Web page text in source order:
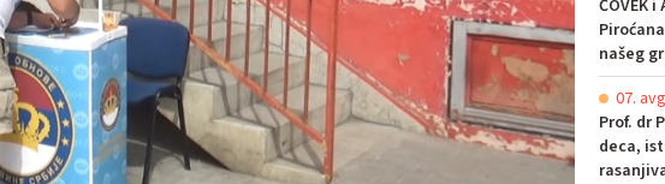
ČOVEK
našeg
07.
Prof. dr
deca,